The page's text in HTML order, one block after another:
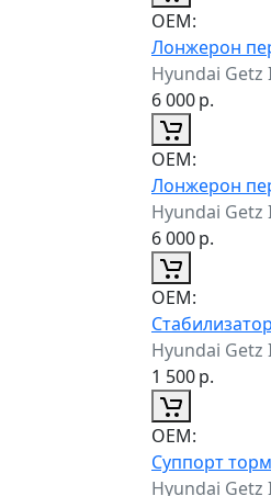
ОЕМ:
Лонжерон
Hyundai Getz
6 000р.
ОЕМ:
Лонжерон
Hyundai Getz
6 000р.
ОЕМ:
Hyundai Getz
1 500р.
ОЕМ:
Суппорт
Hyundai Getz